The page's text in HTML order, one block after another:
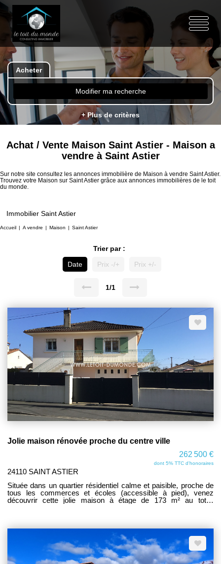
Acheter
Modifier ma recherche
+ Plus de critères
Achat / Vente Maison Saint Astier - Maison a
vendre à Saint Astier
Sur notre site consultez les annonces immobilière de Maison à vendre Saint Astier.
Trouvez votre Maison sur Saint Astier grâce aux annonces immobilières de le toit
du monde.
Immobilier Saint Astier
Accueil A vendre Maison Saint Astier
Trier par :
Date
Prix -/+ Prix +/-
1/1
Jolie maison rénovée proche du centre ville
262 500 €
dont 5% TTC d'honoraires
24110 SAINT ASTIER
Située dans un quartier résidentiel calme et paisible, proche de
tous les commerces et écoles (accessible à pied), venez
découvrir cette jolie maison à étage de 173 m² au total,
équipée et fonctionnelle, une salle d'eau avec douche italienne,
un WC et 2 grandes chambres climatisées. Un escalier avec un
monte escalier électrique vous amènera au rez de jardin où
vous trouverez 2 chambres supplémentaires, une buanderie, un
point d'eau ainsi qu'un WC et le garage avec portail manuel. A